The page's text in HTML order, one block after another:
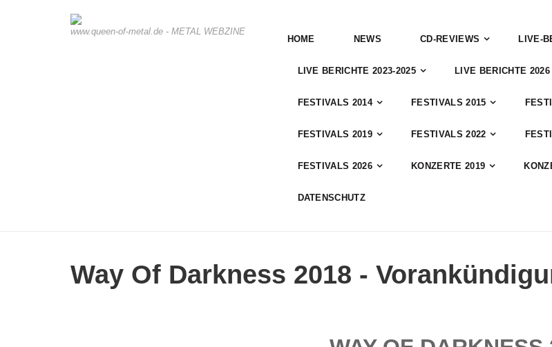
www.queen-of-metal.de - METAL WEBZINE
HOME NEWS CD-REVIEWS LIVE-
LIVE BERICHTE 2023-2025 LIVE BERICHTE 2026
FESTIVALS 2014 FESTIVALS 2015
FESTIVALS 2019 FESTIVALS 2022
FESTIVALS 2026 KONZERTE 2019
DATENSCHUTZ
Way Of Darkness 2018 -